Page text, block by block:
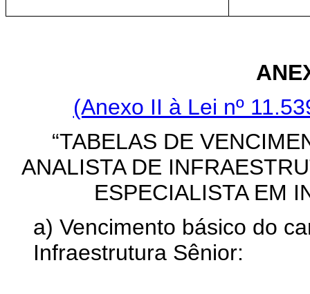
(Anexo II à Lei nº
“TABELAS DE
ANALISTA DE
ESPECIALISTA EM
a) Vencimento básico do
Infraestrutura Sênior: